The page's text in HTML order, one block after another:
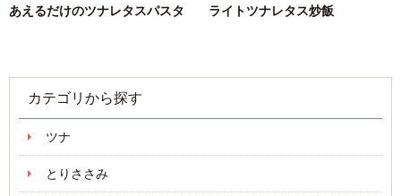
あえるだけのツナレタスパスタ ライトツナレタス炒飯
カテゴリから探す
ツナ
とりささみ